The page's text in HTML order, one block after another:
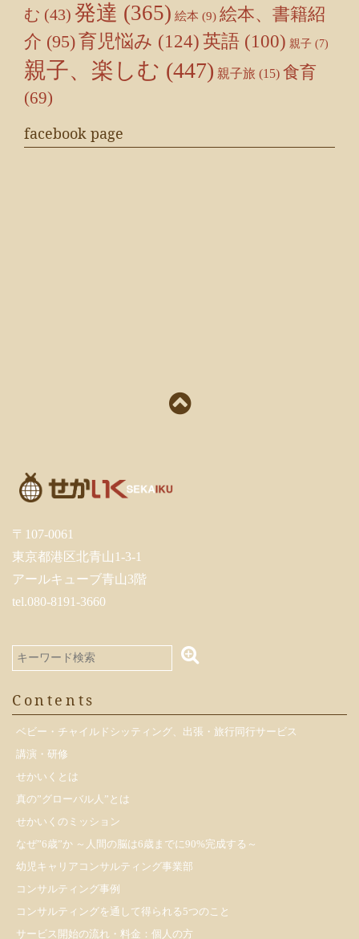
む (43) 発達 (365) 絵本 (9) 絵本、書籍紹
介 (95)育児悩み (124) 英語 (100) 親子 (7)
親子、楽しむ (447) 親子旅 (15) 食育
(69)
facebook page
〒107-0061
東京都港区北青山1-3-1
アールキューブ青山3階
tel.080-8191-3660
Contents
ベビー・チャイルドシッティング、出張・旅行同行サービス
講演・研修
せかいくとは
真の”グローバル人”とは
せかいくのミッション
なぜ”6歳”か ～人間の脳は6歳までに90%完成する～
幼児キャリアコンサルティング事業部
コンサルティング事例
コンサルティングを通して得られる5つのこと
サービス開始の流れ・料金：個人の方